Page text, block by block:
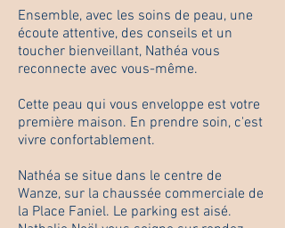
Ensemble, avec les soins de peau, une
écoute attentive, des conseils et un
toucher bienveillant, Nathéa vous
reconnecte avec vous-même.
Cette peau qui vous enveloppe est votre
première maison. En prendre soin, c'est
vivre confortablement.
Nathéa se situe dans le centre de
Wanze, sur la chaussée commerciale de
la Place Faniel. Le parking est aisé.